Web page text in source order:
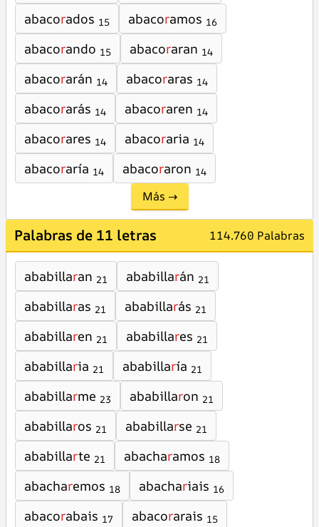
abacorados 15 abacoramos 16
abacorando 15 abacoraran 14
abacorarán 14 abacoraras 14
abacorarás 14 abacoraren 14
abacorares 14 abacoraria 14
abacoraría 14 abacoraron 14
Más →
Palabras de 11 letras 114.760 Palabras
ababillaran 21 ababillarán 21
ababillaras 21 ababillarás 21
ababillaren 21 ababillares 21
ababillaria 21 ababillaría 21
ababillarme 23 ababillaron 21
ababillaros 21 ababillarse 21
ababillarte 21 abacharamos 18
abacharemos 18 abachariais 16
abacorabais 17 abacorarais 15